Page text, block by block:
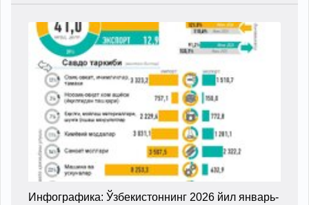
Инфографика: Ўзбекистоннинг 2026 йил январь-